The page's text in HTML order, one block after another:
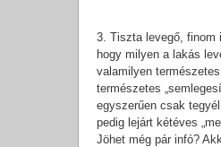
3. Tiszta levegő, finom
hogy milyen a lakás
valamilyen
természetes
egyszerűen csak
pedig lejárt kétéves
Jöhet még pár infó?